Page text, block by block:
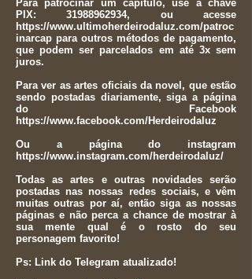
Para patrocinar um capítulo, use a chave
PIX:31988962934, ou acesse
https://www.ultimoherdeirodaluz.com/patroc
inarcap para outros métodos de pagamento,
que podem ser parcelados em até 3x sem
juros.
Para ver as artes oficiais da novel, que estão
sendo postadas diariamente, siga a página
do Facebook
https://www.facebook.com/Herdeirodaluz
Ou a página do instagram
https://www.instagram.com/herdeirodaluz/
Todas as artes e outras novidades serão
postadas nas nossas redes sociais, e vêm
muitas outras por aí, então siga as nossas
páginas e não perca a chance de mostrar à
sua mente qual é o rosto do seu
personagem favorito!
Ps: Link do Telegram atualizado!